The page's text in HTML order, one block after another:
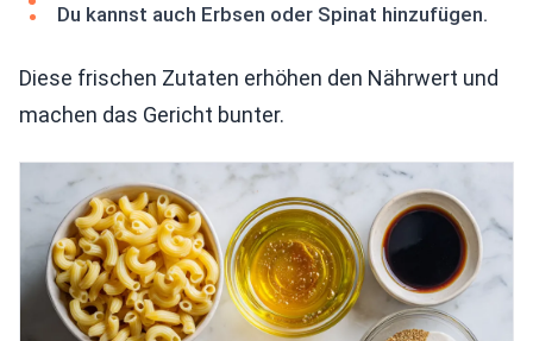
Du kannst auch Erbsen oder Spinat hinzufügen.
Diese frischen Zutaten erhöhen den Nährwert und
machen das Gericht bunter.